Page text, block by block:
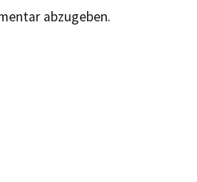
abzugeben.